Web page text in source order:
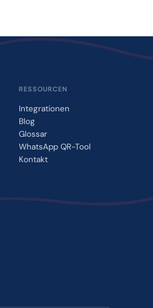
RESSOURCEN
Integrationen
Blog
Glossar
WhatsApp QR-Tool
Kontakt